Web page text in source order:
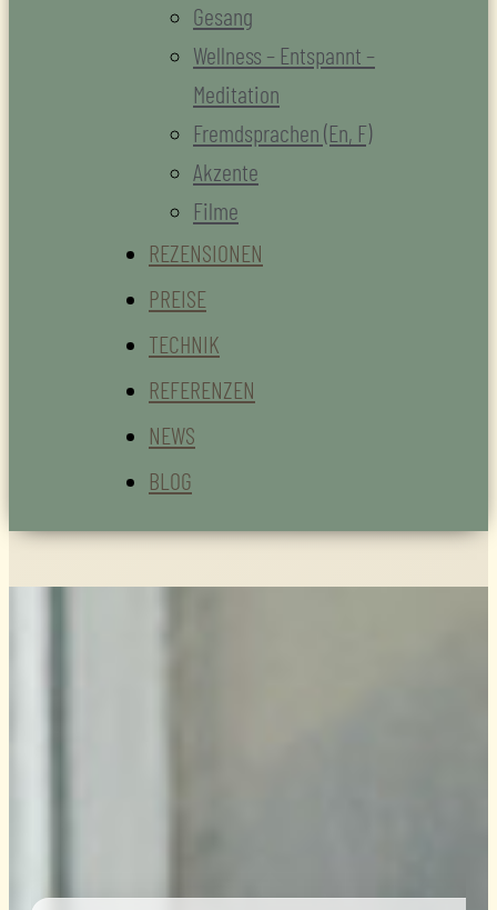
Gesang
Wellness – Entspannt –
Meditation
Fremdsprachen (En, F)
Akzente
Filme
REZENSIONEN
PREISE
TECHNIK
REFERENZEN
NEWS
BLOG